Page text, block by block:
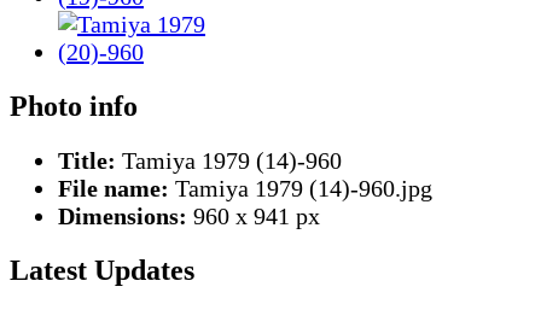
Photo info
Title: Tamiya 1979 (14)-960
File name: Tamiya 1979 (14)-960.jpg
Dimensions: 960 x 941 px
Latest Updates